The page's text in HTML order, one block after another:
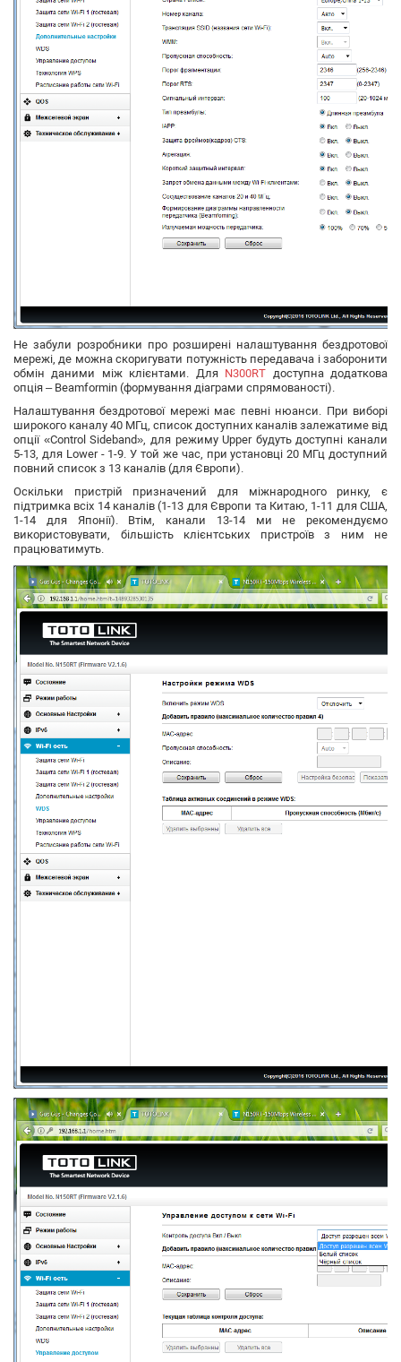
Не забули розробники про розширені налаштування бездротової
мережі, де можна скоригувати потужність передавача і заборонити
обмін даними між клієнтами. Для N300RT доступна додаткова
опція – Beamformin (формування діаграми спрямованості).
Налаштування бездротової мережі має певні нюанси. При виборі
широкого каналу 40 МГц, список доступних каналів залежатиме від
опції «Control Sideband», для режиму Upper будуть доступні канали
5-13, для Lower - 1-9. У той же час, при установці 20 МГц доступний
повний список з 13 каналів (для Європи).
Оскільки пристрій призначений для міжнародного ринку, є
підтримка всіх 14 каналів (1-13 для Європи та Китаю, 1-11 для США,
1-14 для Японії). Втім, канали 13-14 ми не рекомендуємо
використовувати, більшість клієнтських пристроїв з ним не
працюватимуть.